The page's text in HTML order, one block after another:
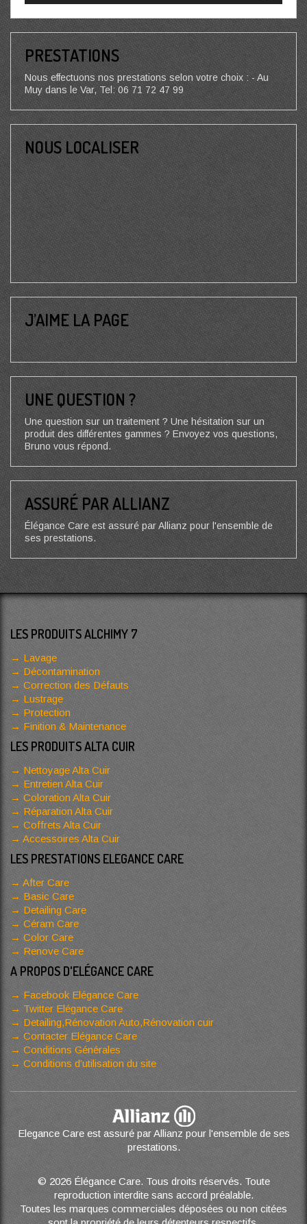
PRESTATIONS
Nous effectuons nos prestations selon votre choix : - Au
Muy dans le Var, Tel: 06 71 72 47 99
NOUS LOCALISER
J’AIME LA PAGE
UNE QUESTION ?
Une question sur un traitement ? Une hésitation sur un
produit des différentes gammes ? Envoyez vos questions,
Bruno vous répond.
ASSURÉ PAR ALLIANZ
Élégance Care est assuré par Allianz pour l'ensemble de
ses prestations.
LES PRODUITS ALCHIMY 7
Lavage
Décontamination
Correction des Défauts
Lustrage
Protection
Finition & Maintenance
LES PRODUITS ALTA CUIR
Nettoyage Alta Cuir
Entretien Alta Cuir
Coloration Alta Cuir
Réparation Alta Cuir
Coffrets Alta Cuir
Accessoires Alta Cuir
LES PRESTATIONS ELEGANCE CARE
After Care
Basic Care
Detailing Care
Céram Care
Color Care
Renove Care
A PROPOS D'ELÉGANCE CARE
Facebook Elégance Care
Twitter Elégance Care
Detailing,Rénovation Auto,Rénovation cuir
Contacter Elégance Care
Conditions Générales
Conditions d’utilisation du site
Elegance Care est assuré par Allianz pour l'ensemble de ses
prestations.
© 2026 Élégance Care. Tous droits réservés. Toute
reproduction interdite sans accord préalable.
Toutes les marques commerciales déposées ou non citées